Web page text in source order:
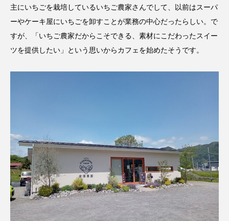
主にいちごを栽培しているいちご農家さんでして、以前はスーパ
ーやケーキ屋にいちごを卸すことが業務の中心だったらしい。で
すが、「いちご農家だからこそできる、素材にこだわったスイー
ツを提供したい」という思いからカフェを始めたそうです。